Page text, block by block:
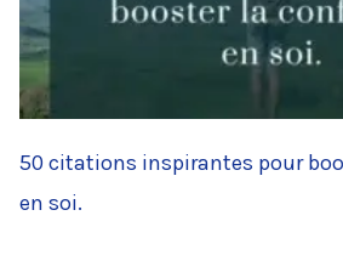
50 citations inspirantes pour
en soi.